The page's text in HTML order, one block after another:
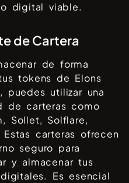
digital viable.
de Cartera
de forma
tokens de Elons
, puedes utilizar una
de carteras como
Sollet, Solflare,
Estas carteras ofrecen
seguro para
y almacenar tus
Es esencial